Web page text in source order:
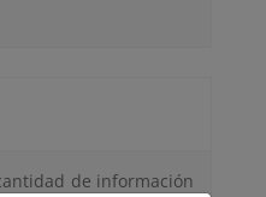
de información